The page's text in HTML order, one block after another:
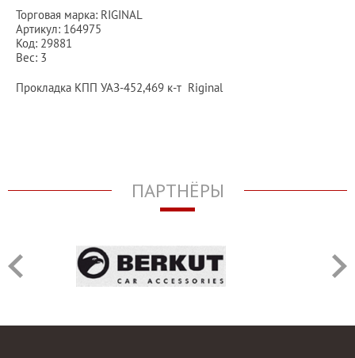
Торговая марка: RIGINAL
Артикул: 164975
Код: 29881
Вес: 3
Прокладка КПП УАЗ-452,469 к-т Riginal
ПАРТНЁРЫ